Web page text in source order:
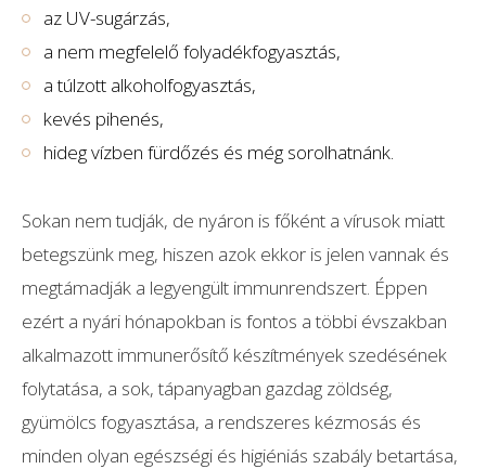
az UV-sugárzás,
a nem megfelelő folyadékfogyasztás,
a túlzott alkoholfogyasztás,
kevés pihenés,
hideg vízben fürdőzés és még sorolhatnánk.
Sokan nem tudják, de nyáron is főként a vírusok miatt
betegszünk meg, hiszen azok ekkor is jelen vannak és
megtámadják a legyengült immunrendszert. Éppen
ezért a nyári hónapokban is fontos a többi évszakban
alkalmazott immunerősítő készítmények szedésének
folytatása, a sok, tápanyagban gazdag zöldség,
gyümölcs fogyasztása, a rendszeres kézmosás és
minden olyan egészségi és higiéniás szabály betartása,